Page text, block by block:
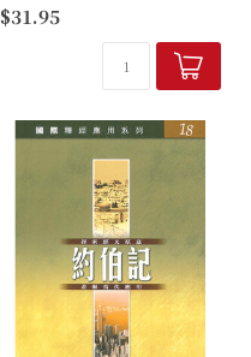
從創傷研究的視角，重新引導
讀者進入約伯記中那段受創者
的內在角力與信仰歷程，更真
$31.95